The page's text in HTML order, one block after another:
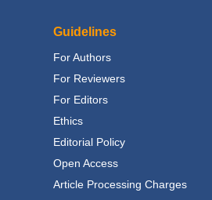
Guidelines
For Authors
For Reviewers
For Editors
Ethics
Editorial Policy
Open Access
Article Processing Charges